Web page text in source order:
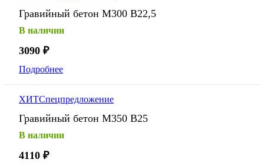
Гравийный бетон М300 В22,5
В наличии
3090 ₽
Подробнее
ХИТСпецпредложение
Гравийный бетон М350 В25
В наличии
4110 ₽